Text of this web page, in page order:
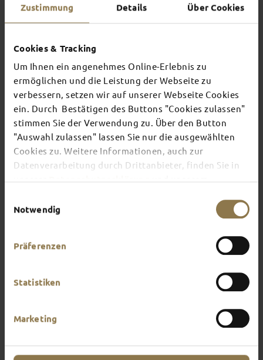
Zustimmung Details Über Cookies
Cookies & Tracking
Um Ihnen ein angenehmes Online-Erlebnis zu
ermöglichen und die Leistung der Webseite zu
verbessern, setzen wir auf unserer Webseite Cookies
ein. Durch Bestätigen des Buttons "Cookies zulassen"
stimmen Sie der Verwendung zu. Über den Button
"Auswahl zulassen" lassen Sie nur die ausgewählten
Cookies zu. Weitere Informationen, auch zur
Datenverarbeitung durch Drittanbieter, finden Sie in
Notwendig
Präferenzen
Statistiken
Marketing
Experiences unique to Fulda
TOP EVENTS
There's always something going on in Fulda:
whether it's a concert, a musical, a fun-filled
guided tour or a theatre performance – this is the
place to discover the current events and